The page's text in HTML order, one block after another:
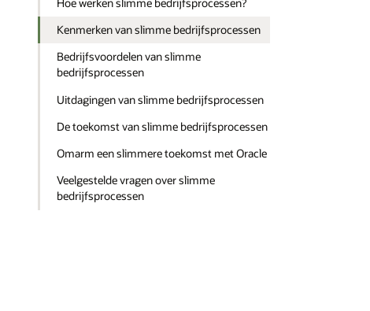
Kenmerken van slimme bedrijfsprocessen
Bedrijfsvoordelen van slimme
bedrijfsprocessen
Uitdagingen van slimme bedrijfsprocessen
De toekomst van slimme bedrijfsprocessen
Omarm een slimmere toekomst met Oracle
Veelgestelde vragen over slimme
bedrijfsprocessen